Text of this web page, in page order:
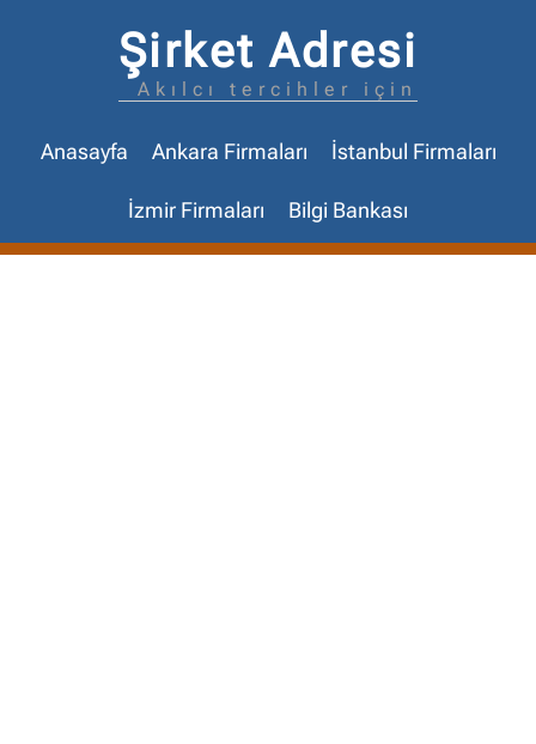
Şirket Adresi
Akılcı tercihler için
Anasayfa Ankara Firmaları İstanbul Firmaları
İzmir Firmaları Bilgi Bankası